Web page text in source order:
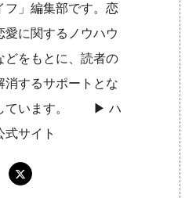
フ」編集部です。恋
愛に関するノウハウ
どをもとに、読者の
消するサポートとな
しています。 ▶︎ハ
式サイト